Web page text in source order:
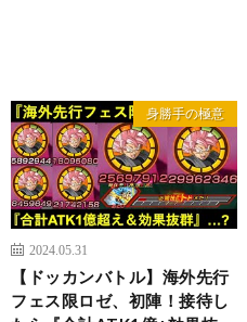
身勝手の極意
2024.05.31
【ドッカンバトル】海外先行
フェス限ロゼ、初陣！接待し